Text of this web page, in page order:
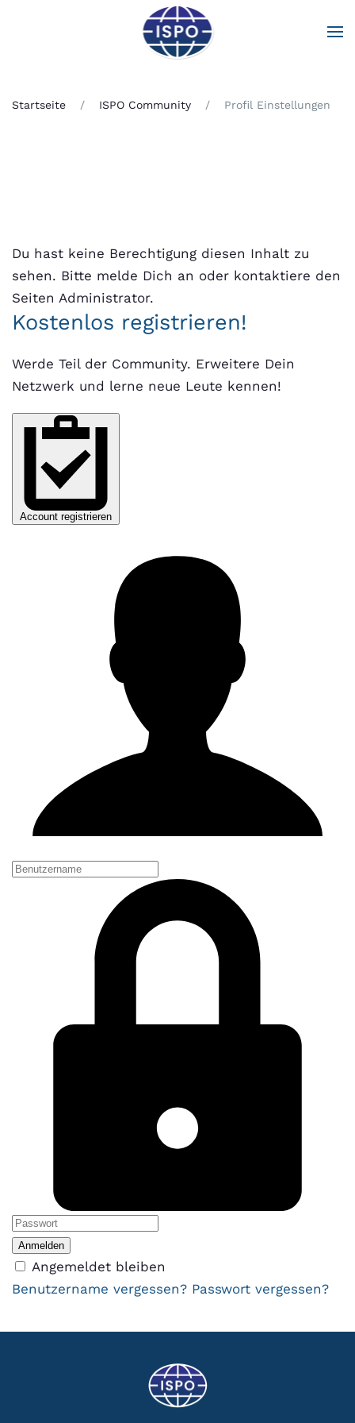
Zum Hauptinhalt springen
Startseite ISPO Community Profil Einstellungen
Du hast keine Berechtigung diesen Inhalt zu
sehen. Bitte melde Dich an oder kontaktiere den
Seiten Administrator.
Kostenlos registrieren!
Werde Teil der Community. Erweitere Dein
Netzwerk und lerne neue Leute kennen!
Account registrieren
Anmelden
Angemeldet bleiben
Benutzername vergessen? Passwort vergessen?